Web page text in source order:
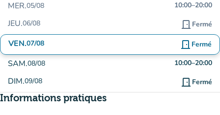
MER.05/08 10:00–20:00
JEU.06/08 door_front Fermé
VEN.07/08 door_front Fermé
SAM.08/08 10:00–20:00
DIM.09/08 door_front Fermé
Informations pratiques